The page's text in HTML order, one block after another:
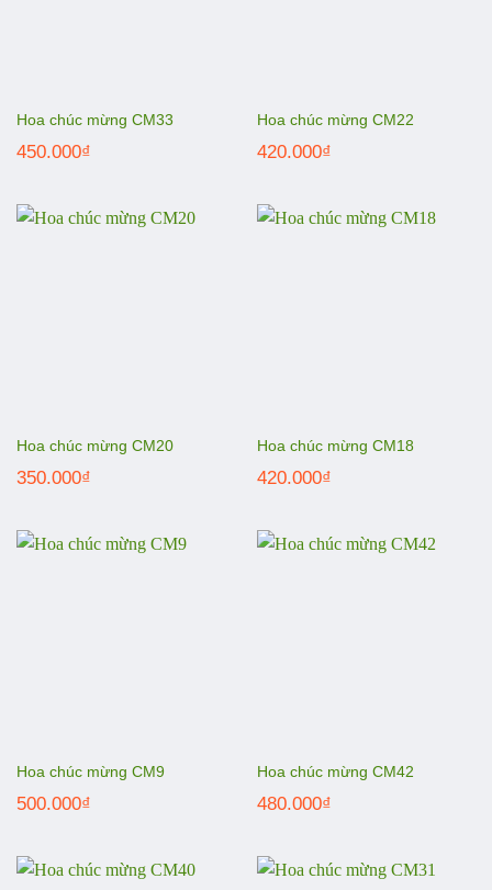
Hoa chúc mừng CM33
450.000₫
Hoa chúc mừng CM22
420.000₫
Hoa chúc mừng CM20
350.000₫
Hoa chúc mừng CM18
420.000₫
Hoa chúc mừng CM9
500.000₫
Hoa chúc mừng CM42
480.000₫